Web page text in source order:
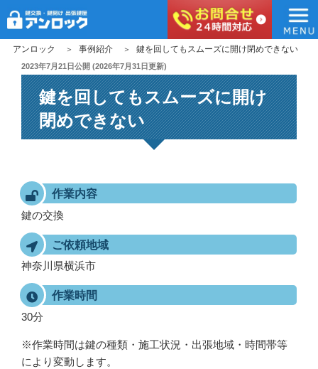
アンロック
アンロック 事例紹介 鍵を回してもスムーズに開け閉めできない
投
稿
日:
2023年7月21日公開 (2026年7月31日更新)
鍵を回してもスムーズに開け
閉めできない
作業内容
鍵の交換
ご依頼地域
神奈川県横浜市
作業時間
30分
※作業時間は鍵の種類・施工状況・出張地域・時間帯等
により変動します。